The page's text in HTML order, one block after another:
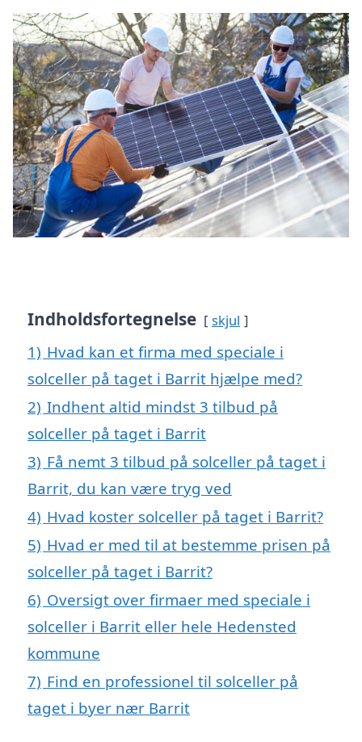
Indholdsfortegnelse skjul
1) Hvad kan et firma med speciale i
solceller på taget i Barrit hjælpe med?
2) Indhent altid mindst 3 tilbud på
solceller på taget i Barrit
3) Få nemt 3 tilbud på solceller på taget i
Barrit, du kan være tryg ved
4) Hvad koster solceller på taget i Barrit?
5) Hvad er med til at bestemme prisen på
solceller på taget i Barrit?
6) Oversigt over firmaer med speciale i
solceller i Barrit eller hele Hedensted
kommune
7) Find en professionel til solceller på
taget i byer nær Barrit